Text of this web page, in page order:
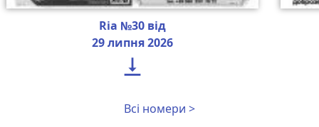
Ria №30 від
29 липня 2026

Всі номери >